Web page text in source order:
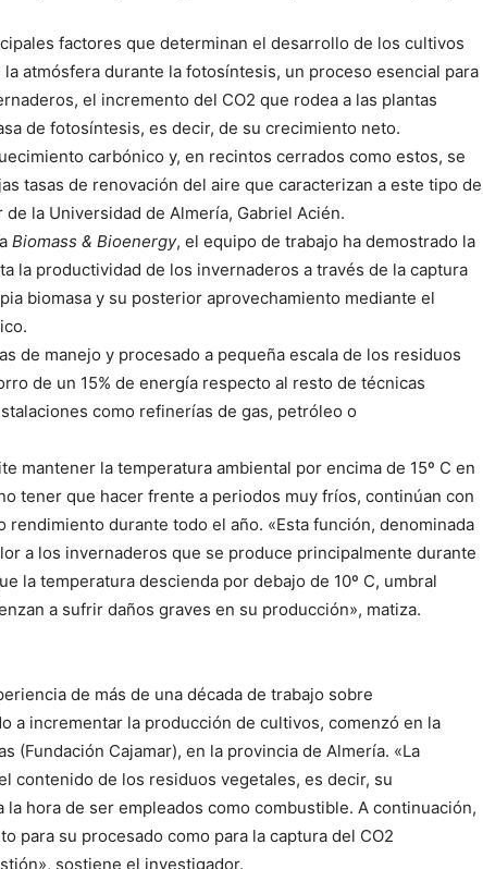
factores que determinan el desarrollo de los cultivos
atmósfera durante la fotosíntesis, un proceso esencial para
el incremento del CO2 que rodea a las plantas
de fotosíntesis, es decir, de su crecimiento neto.
carbónico y, en recintos cerrados como estos, se
tasas de renovación del aire que caracterizan a este tipo de
la Universidad de Almería, Gabriel Acién.
Biomass & Bioenergy, el equipo de trabajo ha demostrado la
la productividad de los invernaderos a través de la captura
biomasa y su posterior aprovechamiento mediante el
de manejo y procesado a pequeña escala de los residuos
de un 15% de energía respecto al resto de técnicas
como refinerías de gas, petróleo o
mantener la temperatura ambiental por encima de 15º C en
tener que hacer frente a periodos muy fríos, continúan con
durante todo el año. «Esta función, denominada
a los invernaderos que se produce principalmente durante
la temperatura descienda por debajo de 10º C, umbral
a sufrir daños graves en su producción», matiza.
de más de una década de trabajo sobre
a incrementar la producción de cultivos, comenzó en la
(Fundación Cajamar), en la provincia de Almería. «La
contenido de los residuos vegetales, es decir, su
hora de ser empleados como combustible. A continuación,
para su procesado como para la captura del CO2
sostiene el investigador.